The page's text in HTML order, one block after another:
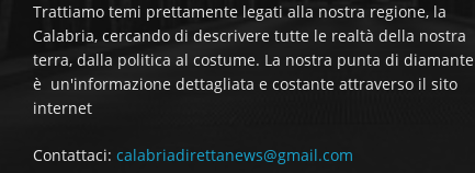
Trattiamo temi prettamente legati alla nostra regione, la
Calabria, cercando di descrivere tutte le realtà della nostra
terra, dalla politica al costume. La nostra punta di diamante
è un'informazione dettagliata e costante attraverso il sito
internet
Contattaci: calabriadirettanews@gmail.com